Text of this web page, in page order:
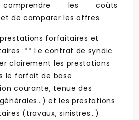
les coûts
de comparer les offres.
forfaitaires et
:** Le contrat de syndic
clairement les prestations
le forfait de base
courante, tenue des
et les prestations
(travaux, sinistres…).